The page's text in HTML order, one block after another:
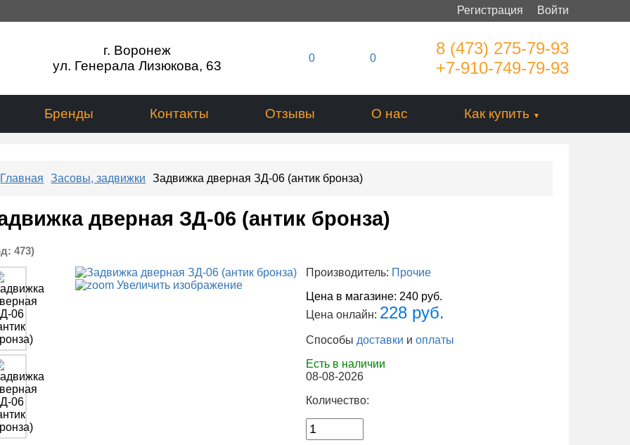
Войти
Регистрация
г. Воронеж
ул. Генерала Лизюкова, 63
0 0
8 (473) 275-79-93
+7-910-749-79-93
Бренды Контакты Отзывы О нас Как купить
Главная Засовы, задвижки Задвижка дверная ЗД-06 (антик бронза)
дверная ЗД-06 (антик бронза)
473)
Увеличить изображение
Производитель: Прочие
Цена в магазине: 240 руб.
Цена онлайн: 228 руб.
Способы доставки иоплаты
Есть в наличии
08-08-2026
Количество: